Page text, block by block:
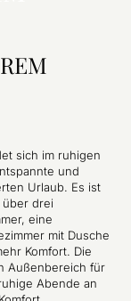
sich im ruhigen
und
Urlaub. Es ist
drei
eine
mit Dusche
Komfort. Die
Außenbereich für
Abende an